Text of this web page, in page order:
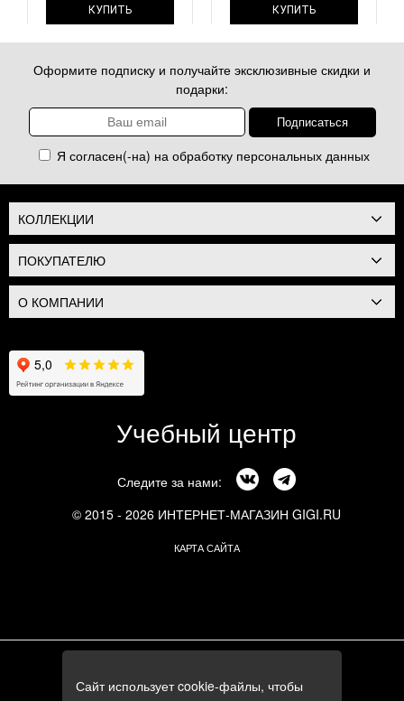
КУПИТЬ КУПИТЬ
Оформите подписку и получайте эксклюзивные скидки и
подарки:
Я согласен(-на) на обработку персональных данных
КОЛЛЕКЦИИ
ПОКУПАТЕЛЮ
О КОМПАНИИ
Учебный центр
Следите за нами:
© 2015 - 2026 ИНТЕРНЕТ-МАГАЗИН GIGI.RU
КАРТА САЙТА
+7 (495) 644-84-05
Сайт использует cookie-файлы, чтобы